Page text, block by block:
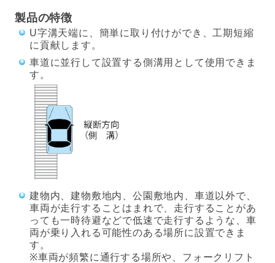
製品の特徴
U字溝天端に、簡単に取り付けができ、工期短縮
に貢献します。
車道に並行して設置する側溝用として使用できま
す。
建物内、建物敷地内、公園敷地内、車道以外で、
車両が走行することはまれで、走行することがあ
っても一時待避などで低速で走行するような、車
両が乗り入れる可能性のある場所に設置できま
す。
※車両が頻繁に通行する場所や、フォークリフト